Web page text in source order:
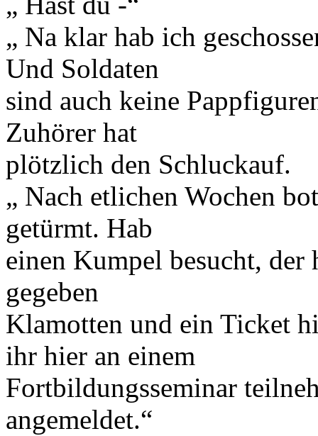
„ Na klar hab ich
Und Soldaten
sind auch keine
Zuhörer hat
plötzlich den Schluckauf.
„ Nach etlichen Wochen
getürmt. Hab
einen Kumpel besucht,
gegeben
Klamotten und ein Ticket
ihr hier an einem
Fortbildungsseminar
angemeldet.“